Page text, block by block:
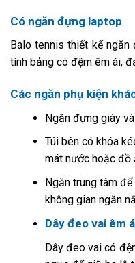
Có ngăn đựng laptop
Balo tennis thiết kế
tính bảng có đệm êm ái,
Các ngăn phụ kiện
Ngăn đựng giày
Túi bên có khóa
mát nước hoặc đồ
Ngăn trung tâm
không gian ngăn
Dây đeo vai êm
Dây đeo vai có